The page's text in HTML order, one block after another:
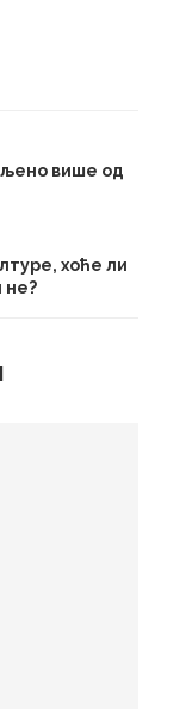
више од
хоће ли
не?